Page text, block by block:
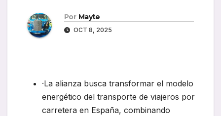
Por Mayte
OCT 8, 2025
·La alianza busca transformar el modelo
energético del transporte de viajeros por
carretera en España, combinando